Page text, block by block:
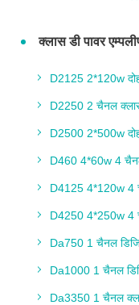
क्लास डी पावर
D2125 2*120w
D2250 2 चैनल
D2500 2*500w
D460 4*60w 4
D4125 4*120w 4
D4250 4*250w 4
Da750 1 चैनल
Da1000 1 चैनल
Da3350 1 चैनल